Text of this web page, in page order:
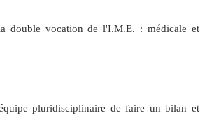
double vocation de l'I.M.E. : médicale et
pluridisciplinaire de faire un bilan et